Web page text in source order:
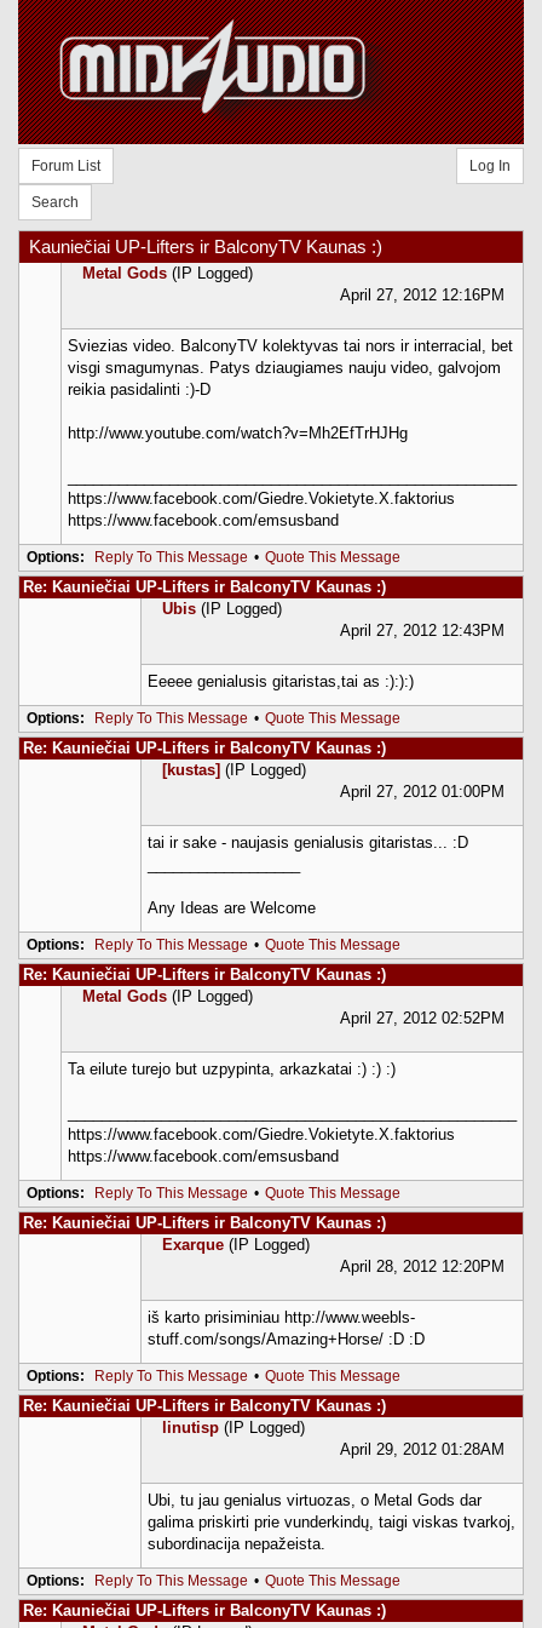
Forum List
Search
Log In
Kauniečiai UP-Lifters ir BalconyTV Kaunas :)
Metal Gods (IP Logged)
April 27, 2012 12:16PM
Sviezias video. BalconyTV kolektyvas tai nors ir interracial, bet
visgi smagumynas. Patys dziaugiames nauju video, galvojom
reikia pasidalinti :)-D
http://www.youtube.com/watch?v=Mh2EfTrHJHg
https://www.facebook.com/Giedre.Vokietyte.X.faktorius
https://www.facebook.com/emsusband
Options: Reply To This Message • Quote This Message
Re: Kauniečiai UP-Lifters ir BalconyTV Kaunas :)
Ubis (IP Logged)
April 27, 2012 12:43PM
Eeeee genialusis gitaristas,tai as :):):)
Options: Reply To This Message • Quote This Message
Re: Kauniečiai UP-Lifters ir BalconyTV Kaunas :)
[kustas] (IP Logged)
April 27, 2012 01:00PM
tai ir sake - naujasis genialusis gitaristas... :D
Any Ideas are Welcome
Options: Reply To This Message • Quote This Message
Re: Kauniečiai UP-Lifters ir BalconyTV Kaunas :)
Metal Gods (IP Logged)
April 27, 2012 02:52PM
Ta eilute turejo but uzpypinta, arkazkatai :) :) :)
https://www.facebook.com/Giedre.Vokietyte.X.faktorius
https://www.facebook.com/emsusband
Options: Reply To This Message • Quote This Message
Re: Kauniečiai UP-Lifters ir BalconyTV Kaunas :)
Exarque (IP Logged)
April 28, 2012 12:20PM
iš karto prisiminiau http://www.weebls-
stuff.com/songs/Amazing+Horse/ :D :D
Options: Reply To This Message • Quote This Message
Re: Kauniečiai UP-Lifters ir BalconyTV Kaunas :)
linutisp (IP Logged)
April 29, 2012 01:28AM
Ubi, tu jau genialus virtuozas, o Metal Gods dar
galima priskirti prie vunderkindų, taigi viskas tvarkoj,
subordinacija nepažeista.
Options: Reply To This Message • Quote This Message
Re: Kauniečiai UP-Lifters ir BalconyTV Kaunas :)